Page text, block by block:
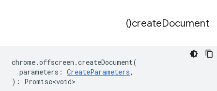
createDocument(
)
chrome.offscreen .createDocument(
parameters : CreateParameters,
) : Promise<void>